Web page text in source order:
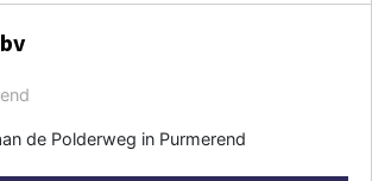
de Polderweg in Purmerend